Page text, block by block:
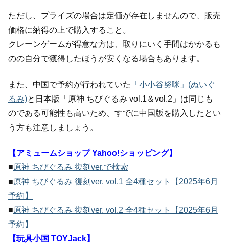
ただし、プライズの場合は定価が存在しませんので、販売
価格に納得の上で購入すること。
クレーンゲームが得意な方は、取りにいく手間はかかるも
のの自分で獲得したほうが安くなる場合もあります。
また、中国で予約が行われていた
「小小谷努咪」(ぬいぐ
るみ)と日本版「原神 ちびぐるみ vol.1＆vol.2」は同じも
のである可能性も高いため、すでに中国版を購入したとい
う方も注意しましょう。
【アミュームショップ Yahoo!ショッピング】
■原神 ちびぐるみ 復刻ver.で検索
■原神 ちびぐるみ 復刻ver. vol.1 全4種セット【2025年6月
予約】
■原神 ちびぐるみ 復刻ver. vol.2 全4種セット【2025年6月
予約】
【玩具小国 TOYJack】